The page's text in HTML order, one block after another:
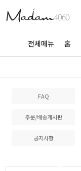
전체메뉴 홈
FAQ
주문/배송게시판
공지사항